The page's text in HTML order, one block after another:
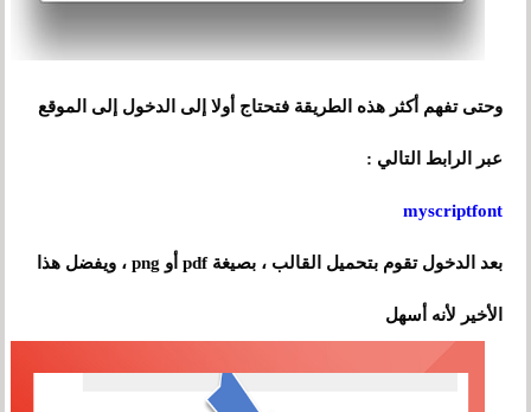
وحتى تفهم أكثر هذه الطريقة فتحتاج أولا إلى الدخول إلى الموقع
عبر الرابط التالي :
myscriptfont
بعد الدخول تقوم بتحميل القالب ، بصيغة pdf أو png ، ويفضل هذا
الأخير لأنه أسهل